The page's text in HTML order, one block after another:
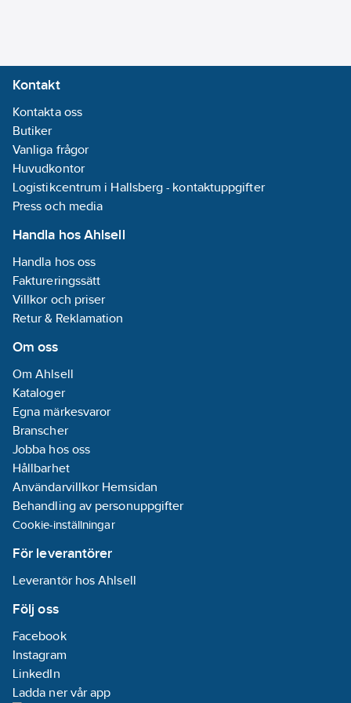
DB 740500
Materialklass
Kontakt
Kontakta oss
Butiker
Vanliga frågor
Huvudkontor
Logistikcentrum i Hallsberg - kontaktuppgifter
Press och media
Handla hos Ahlsell
Handla hos oss
Faktureringssätt
Villkor och priser
Retur & Reklamation
Om oss
Om Ahlsell
Kataloger
Egna märkesvaror
Branscher
Jobba hos oss
Hållbarhet
Användarvillkor Hemsidan
Behandling av personuppgifter
Cookie-inställningar
För leverantörer
Leverantör hos Ahlsell
Följ oss
Facebook
Instagram
LinkedIn
Ladda ner vår app